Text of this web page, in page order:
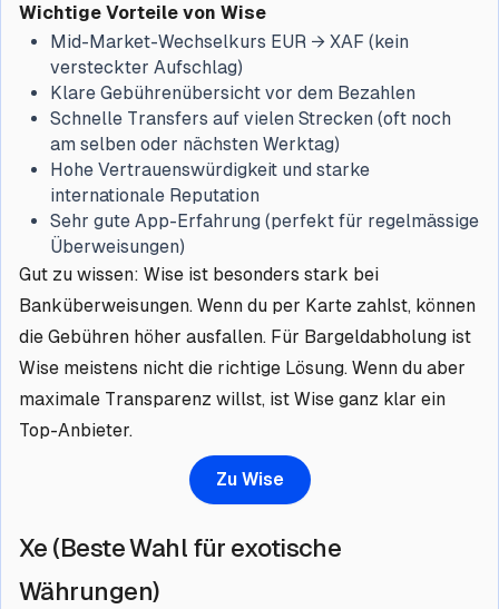
Wichtige Vorteile von Wise
Mid-Market-Wechselkurs EUR → XAF (kein
versteckter Aufschlag)
Klare Gebührenübersicht vor dem Bezahlen
Schnelle Transfers auf vielen Strecken (oft noch
am selben oder nächsten Werktag)
Hohe Vertrauenswürdigkeit und starke
internationale Reputation
Sehr gute App-Erfahrung (perfekt für regelmässige
Überweisungen)
Gut zu wissen: Wise ist besonders stark bei
Banküberweisungen. Wenn du per Karte zahlst, können
die Gebühren höher ausfallen. Für Bargeldabholung ist
Wise meistens nicht die richtige Lösung. Wenn du aber
maximale Transparenz willst, ist Wise ganz klar ein
Top-Anbieter.
Zu Wise
Xe (Beste Wahl für exotische
Währungen)